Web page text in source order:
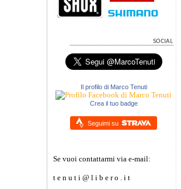
Il profilo di Marco Tenuti
Crea il tuo badge
Seguimi su
Se vuoi contattarmi via e-mail:
t e n u t i @ l i b e r o . i t